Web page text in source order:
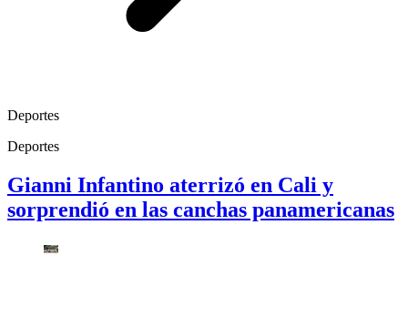
Deportes
Deportes
Gianni Infantino aterrizó en Cali y
sorprendió en las canchas panamericanas